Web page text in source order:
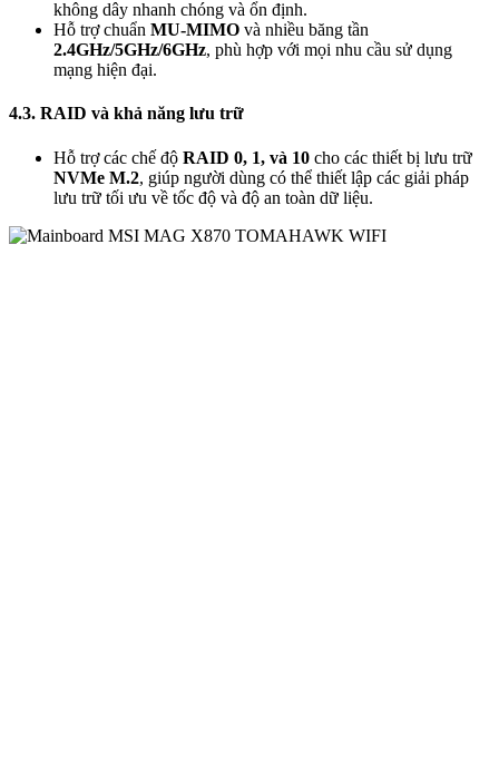
không dây nhanh chóng và ổn định.
Hỗ trợ chuẩn MU-MIMO và nhiều băng tần
2.4GHz/5GHz/6GHz, phù hợp với mọi nhu cầu sử dụng
mạng hiện đại.
4.3. RAID và khả năng lưu trữ
Hỗ trợ các chế độ RAID 0, 1, và 10 cho các thiết bị lưu trữ
NVMe M.2, giúp người dùng có thể thiết lập các giải pháp
lưu trữ tối ưu về tốc độ và độ an toàn dữ liệu.